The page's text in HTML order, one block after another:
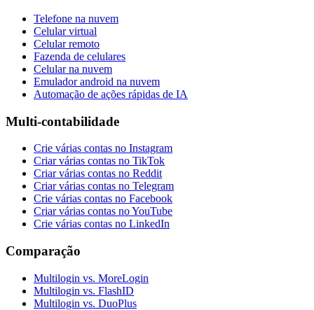
Telefone na nuvem
Celular virtual
Celular remoto
Fazenda de celulares
Celular na nuvem
Emulador android na nuvem
Automação de ações rápidas de IA
Multi-contabilidade
Crie várias contas no Instagram
Criar várias contas no TikTok
Criar várias contas no Reddit
Criar várias contas no Telegram
Crie várias contas no Facebook
Criar várias contas no YouTube
Crie várias contas no LinkedIn
Comparação
Multilogin vs. MoreLogin
Multilogin vs. FlashID
Multilogin vs. DuoPlus